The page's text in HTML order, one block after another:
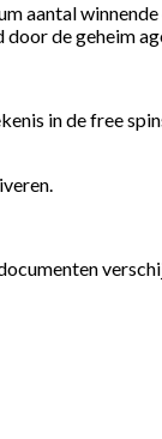
aantal
de geheim
in de free